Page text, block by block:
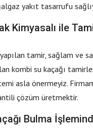
yakıt tasarrufu
Kimyasalı ile
tamir, sağlam ve
kombi su kaçağı
asla önermeyiz.
çözüm üretmektir.
Bulma